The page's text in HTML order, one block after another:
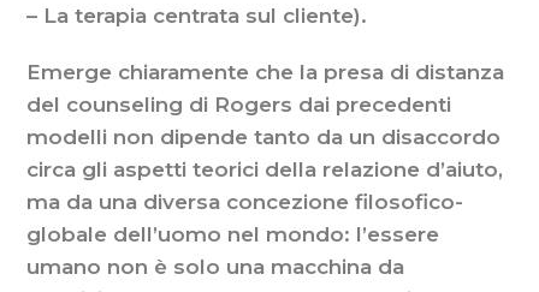
– La terapia centrata sul cliente).
Emerge chiaramente che la presa di distanza
del counseling di Rogers dai precedenti
modelli non dipende tanto da un disaccordo
circa gli aspetti teorici della relazione d’aiuto,
ma da una diversa concezione filosofico-
globale dell’uomo nel mondo: l’essere
umano non è solo una macchina da